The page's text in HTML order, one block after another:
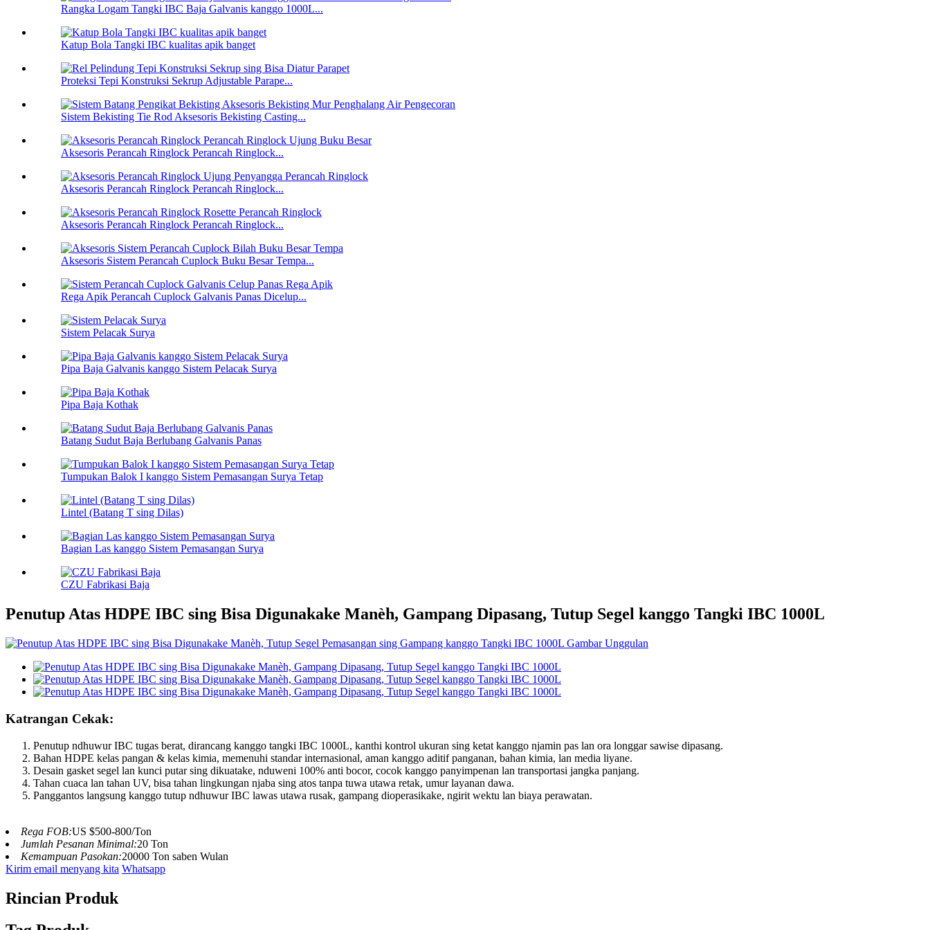
Rangka Logam Tangki IBC Baja Galvanis kanggo 1000L...
Katup Bola Tangki IBC kualitas apik banget
Proteksi Tepi Konstruksi Sekrup Adjustable Parape...
Sistem Bekisting Tie Rod Aksesoris Bekisting Casting...
Aksesoris Perancah Ringlock Perancah Ringlock...
Aksesoris Perancah Ringlock Perancah Ringlock...
Aksesoris Perancah Ringlock Perancah Ringlock...
Aksesoris Sistem Perancah Cuplock Buku Besar Tempa...
Rega Apik Perancah Cuplock Galvanis Panas Dicelup...
Sistem Pelacak Surya
Pipa Baja Galvanis kanggo Sistem Pelacak Surya
Pipa Baja Kothak
Batang Sudut Baja Berlubang Galvanis Panas
Tumpukan Balok I kanggo Sistem Pemasangan Surya Tetap
Lintel (Batang T sing Dilas)
Bagian Las kanggo Sistem Pemasangan Surya
CZU Fabrikasi Baja
Penutup Atas HDPE IBC sing Bisa Digunakake Manèh, Gampang Dipasang, Tutup Segel kanggo Tangki IBC 1000L
Katrangan Cekak:
Penutup ndhuwur IBC tugas berat, dirancang kanggo tangki IBC 1000L, kanthi kontrol ukuran sing ketat kanggo njamin pas lan ora longgar sawise dipasang.
Bahan HDPE kelas pangan & kelas kimia, memenuhi standar internasional, aman kanggo aditif panganan, bahan kimia, lan media liyane.
Desain gasket segel lan kunci putar sing dikuatake, nduweni 100% anti bocor, cocok kanggo panyimpenan lan transportasi jangka panjang.
Tahan cuaca lan tahan UV, bisa tahan lingkungan njaba sing atos tanpa tuwa utawa retak, umur layanan dawa.
Panggantos langsung kanggo tutup ndhuwur IBC lawas utawa rusak, gampang dioperasikake, ngirit wektu lan biaya perawatan.
Rega FOB:US $500-800/Ton
Jumlah Pesanan Minimal:20 Ton
Kemampuan Pasokan:20000 Ton saben Wulan
Kirim email menyang kita Whatsapp
Rincian Produk